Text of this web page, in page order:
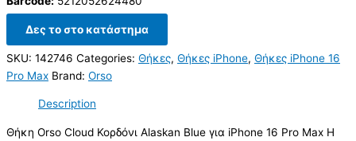
Δες το στο κατάστημα
SKU: 142746 Categories: Θήκες, Θήκες iPhone, Θήκες iPhone 16
Pro Max Brand: Orso
Description
Θήκη Orso Cloud Κορδόνι Alaskan Blue για iPhone 16 Pro Max Η